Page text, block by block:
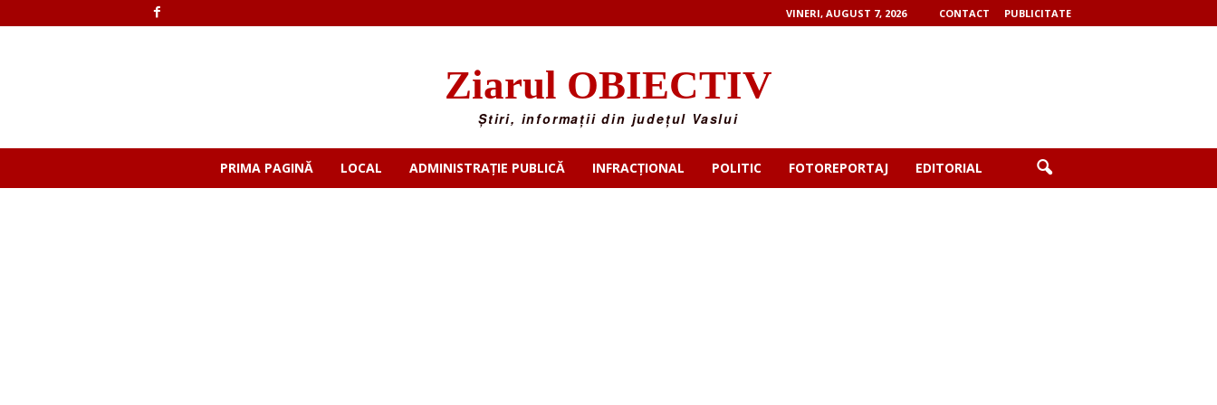
VINERI, AUGUST 7, 2026 CONTACT PUBLICITATE
Ziarul OBIECTIV
Știri, informații din județul Vaslui
PRIMA PAGINĂ LOCAL ADMINISTRAȚIE PUBLICĂ INFRACȚIONAL POLITIC FOTOREPORTAJ EDITORIAL